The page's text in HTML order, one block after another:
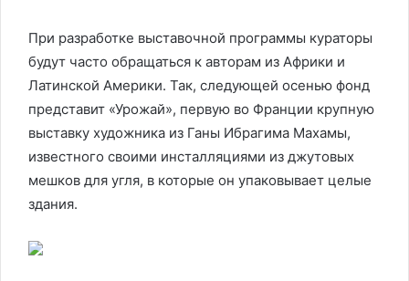
При разработке выставочной программы кураторы
будут часто обращаться к авторам из Африки и
Латинской Америки. Так, следующей осенью фонд
представит «Урожай», первую во Франции крупную
выставку художника из Ганы Ибрагима Махамы,
известного своими инсталляциями из джутовых
мешков для угля, в которые он упаковывает целые
здания.